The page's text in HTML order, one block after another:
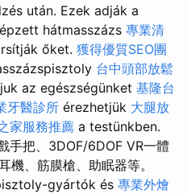
után. Ezek adják a
hátmasszázs 專業清
őket. 獲得優質SEO團
台中頭部放鬆
az egészségünket 基隆台
牙醫診所 érezhetjük 大腿放
家服務推薦 a testünkben.
手把、3DOF/6DOF VR一體
機、筋膜槍、助眠器等。
gyártók és 專業外燴